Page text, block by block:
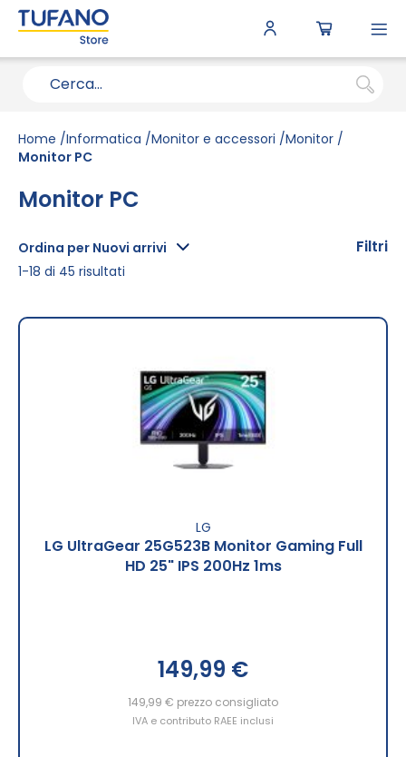
Home Informatica Monitor e accessori Monitor
Monitor PC
Monitor PC
Ordina per Nuovi arrivi
1-18 di 45 risultati
LG
LG UltraGear 25G523B Monitor Gaming Full
HD 25" IPS 200Hz 1ms
149,99 €
149,99 € prezzo consigliato
IVA e contributo RAEE inclusi
Filtri